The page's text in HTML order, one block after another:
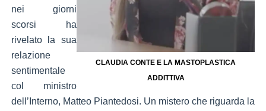
CLAUDIA CONTE E LA MASTOPLASTICA
ADDITTIVA
nei giorni
scorsi ha
rivelato la sua
relazione
sentimentale
col ministro
dell’Interno, Matteo Piantedosi. Un mistero che riguarda la